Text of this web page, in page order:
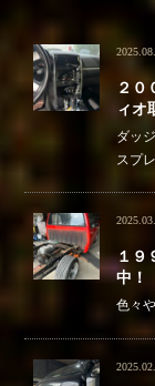
２０
ィオ
ダッ
スプ
１９
中！
色々